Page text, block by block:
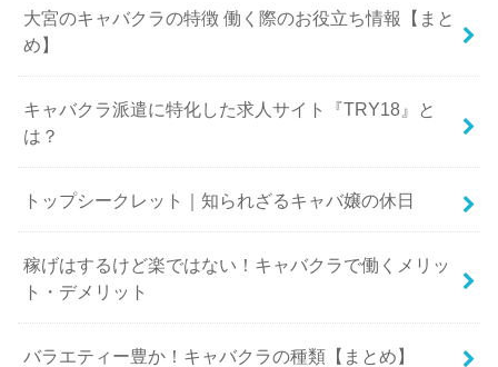
大宮のキャバクラの特徴 働く際のお役立ち情報【まと
め】
キャバクラ派遣に特化した求人サイト『TRY18』と
は？
トップシークレット｜知られざるキャバ嬢の休日
稼げはするけど楽ではない！キャバクラで働くメリッ
ト・デメリット
バラエティー豊か！キャバクラの種類【まとめ】